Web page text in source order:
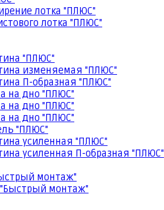
лотка "ПЛЮС"
лотка "ПЛЮС"
"ПЛЮС"
изменяемая "ПЛЮС"
П-образная "ПЛЮС"
на дно "ПЛЮС"
на дно "ПЛЮС"
на дно "ПЛЮС"
"ПЛЮС"
усиленная "ПЛЮС"
усиленная П-образная "ПЛЮС"
монтаж"
монтаж"